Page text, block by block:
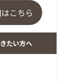
こちら
たい方へ